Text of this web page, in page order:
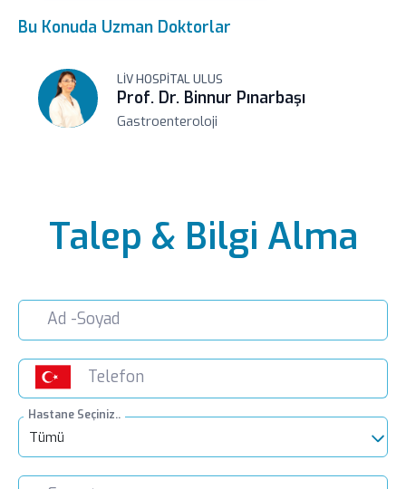
Bu Konuda Uzman Doktorlar
LIV HOSPITAL ULUS
Prof. Dr. Binnur Pınarbaşı
Gastroenteroloji
Talep & Bilgi Alma
Hastane Seçiniz..
Tümü